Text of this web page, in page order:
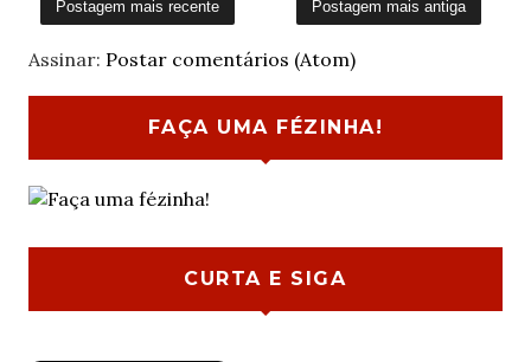
Postagem mais recente Postagem mais antiga
Assinar: Postar comentários (Atom)
FAÇA UMA FÉZINHA!
CURTA E SIGA